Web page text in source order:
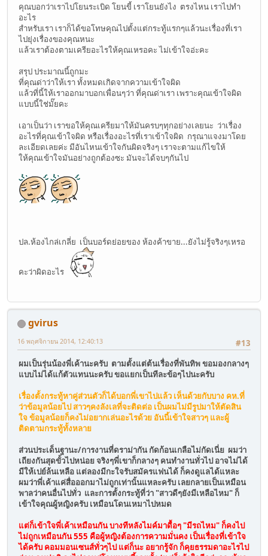
คุณบอกว่าเราไปโยนระเบิด โยนขี้ เราโยนยังไง ตรงไหน เราไปทำ
อะไร
สำหรับเรา เราก็ได้ขอโทษคุณไปตั้งแต่กระทู้แรกๆแล้วนะเรื่องที่เรา
ไปยุ่งเรื่องของคุณหนะ
แล้วเราต้องตามเครียอะไรให้คุณเหรอคะ ไม่เข้าใจอ่ะคะ
สรุป ประมาณนี้ถูกมะ
ที่คุณด่าว่าให้เรา ทั้งหมดเกิดจากความเข้าใจผิด
แล้วที่นี้ให้เราออกมาบอกเพื่อนๆว่า ที่คุณด่าเรา เพราะคุณเข้าใจผิด
แบบนี้ใช่มั๊ยคะ
เอาเป็นว่า เราขอให้คุณเครียมาให้มันครบๆทุกอย่างเลยนะ ว่าเรื่อง
อะไรที่คุณเข้าใจผิด หรือเรื่องอะไรที่เราเข้าใจผิด กรุณาแจงมาโดย
ละเอียดเลยค่ะ มีอันไหนเข้าใจกันผิดจริงๆ เราจะตามแก้ไขให้
ให้คุณเข้าใจมันอย่างถูกต้องซะ มันจะได้จบๆกันไป
ปล.ห้องไกล่เกลี่ย เป็นบอร์ดย่อยของ ห้องค้าขาย...ยังไม่รู้จริงๆเหรอ
คะว่าผิดอะไร
gvirus
#13
16 พฤศจิกายน 2014, 12:40:13
ผมเป็นรุ่นน้องพี่เค้านะครับ ตามตั้งแต่ต้นเรื่องที่พันทิพ ขอมองกลางๆ
แบบไม่ได้แก้ตัวแทนนะครับ ขอแยกเป็นทีละข้อๆไปนะครับ
เรื่องตั้งกระทู้หาคู่ส่วนตัวก็ได้บอกพี่เขาไปแล้ว เห็นด้วยกับบาง คห.ที่
ว่าข้อมูลน้อยไป สาวๆคงลังเลที่จะติดต่อ เป็นผมไม่มีรูปมาให้ตัดสิน
ใจ ข้อมูลน้อยก็คงไม่อยากเล่นอะไรด้วย อันนี้เข้าใจสาวๆ และผู้
ติดตามกระทู้ทั้งหลาย
ส่วนประเด็นฐานะ/การงานที่ดราม่ากัน กัดก้อนเกลือไม่กัดเนี่ย ผมว่า
เถียงกันสุดขั้วไปหน่อย จริงๆพี่เขาก็กลางๆ คนทำงานทั่วไป อาจไม่ได้
มีให้เปย์ล้นเหลือ แต่ลองมีกะใจรับสมัครแฟนได้ ก็คงดูแลได้แหละ
ผมว่าพี่เค้าแค่สื่อออกมาไม่ถูกเท่านั้นแหละครับ เลยกลายเป็นเหมือน
พาลว่าคนอื่นไปทั่ว และการตั้งกระทู้ที่ว่า "สาวดีๆยังมีเหลือไหม" ก็
เข้าใจคุณผู้หญิงครับ เหมือนโดนเหมาไปหมด
แต่ก็เข้าใจพี่เค้าเหมือนกัน บางทีหลังไมค์มาดื้อๆ "มีรถไหม" ก็คงไป
ไม่ถูกเหมือนกัน 555 คือผู้หญิงต้องการความมั่นคง เป็นเรื่องที่เข้าใจ
ได้ครับ คอมมอนเซนส์ทั่วๆไป แต่ก็นะ อยากรู้จัก ก็คุยธรรมดาอะไรไป